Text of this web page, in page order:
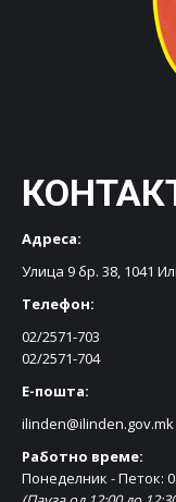
Адреса:
Улица 9 бр. 38, 1041
Телефон:
02/2571-703
02/2571-704
Е-пошта:
ilinden@ilinden.gov.mk
Работно време:
Понеделник - Петок: